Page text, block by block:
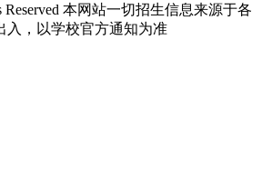
Reserved 本网站一切招生信息来源于各
入，以学校官方通知为准